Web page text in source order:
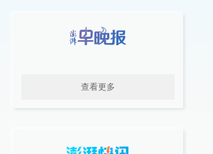
查看更多